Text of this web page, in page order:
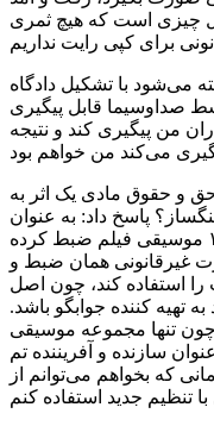
چیزی است که هیچ ثمری
می‌شود با تشکیل دادگاه
صداوسیما قابل پیگیری
من پیگیری کند و نتیجه
و حقوق مادی یک اثر به
پاسخ داد: به عنوان
نمونه اگر برای کارگردانی در سال ۱۳۷۰ موسیقی فیلم ضبط کرده
غیرقانونی همان ضبط و
استفاده کند، چون اصل
تهیه کننده جوابگو باشد.
چون تنها مجموعه موسیقی
سازنده و آفریننده تم
که بخواهم می‌توانم از